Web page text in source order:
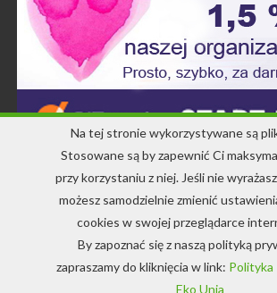
Kontakt
info-ekounia@eko.org.pl
Na tej stronie wykorzystywane są
Stosowane są by zapewnić Ci
przy korzystaniu z niej. Jeśli nie
możesz samodzielnie zmienić
cookies w swojej przeglądarce
By zapoznać się z naszą polityką
zapraszamy do kliknięcia w link: Polityka
Eko Unia